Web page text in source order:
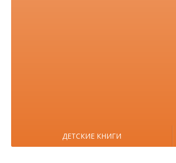
ДЕТСКИЕ КНИГИ